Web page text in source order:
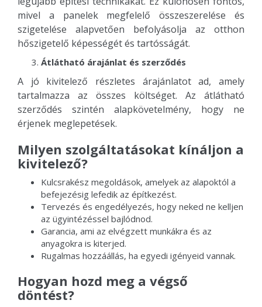
mivel a panelek megfelelő összeszerelése és
szigetelése alapvetően befolyásolja az otthon
hőszigetelő képességét és tartósságát.
Átlátható árajánlat és szerződés
A jó kivitelező részletes árajánlatot ad, amely
tartalmazza az összes költséget. Az átlátható
szerződés szintén alapkövetelmény, hogy ne
érjenek meglepetések.
Milyen szolgáltatásokat kínáljon a
kivitelező?
Kulcsrakész megoldások, amelyek az alapoktól a
befejezésig lefedik az építkezést.
Tervezés és engedélyezés, hogy neked ne kelljen
az ügyintézéssel bajlódnod.
Garancia, ami az elvégzett munkákra és az
anyagokra is kiterjed.
Rugalmas hozzáállás, ha egyedi igényeid vannak.
Hogyan hozd meg a végső
döntést?